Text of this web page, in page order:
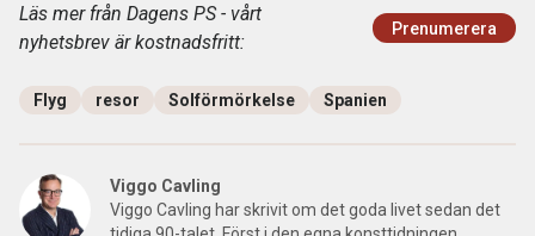
Läs mer från Dagens PS - vårt
nyhetsbrev är kostnadsfritt:
Prenumerera
Flyg resor Solförmörkelse Spanien
Viggo Cavling
Viggo Cavling har skrivit om det goda livet sedan det